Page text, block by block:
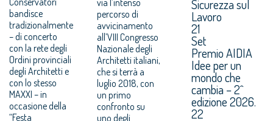
bandisce
tradizionalmente
– di concerto
con la rete degli
Ordini provinciali
degli Architetti e
con lo stesso
MAXXI – in
occasione della
“Festa
percorso di
avvicinamento
all’VIII Congresso
Nazionale degli
Architetti italiani,
che si terrà a
luglio 2018, con
un primo
confronto su
uno degli
Sicurezza sul
Lavoro
21
Set
Premio AIDIA
Idee per un
mondo che
cambia – 2^
edizione 2026.
22